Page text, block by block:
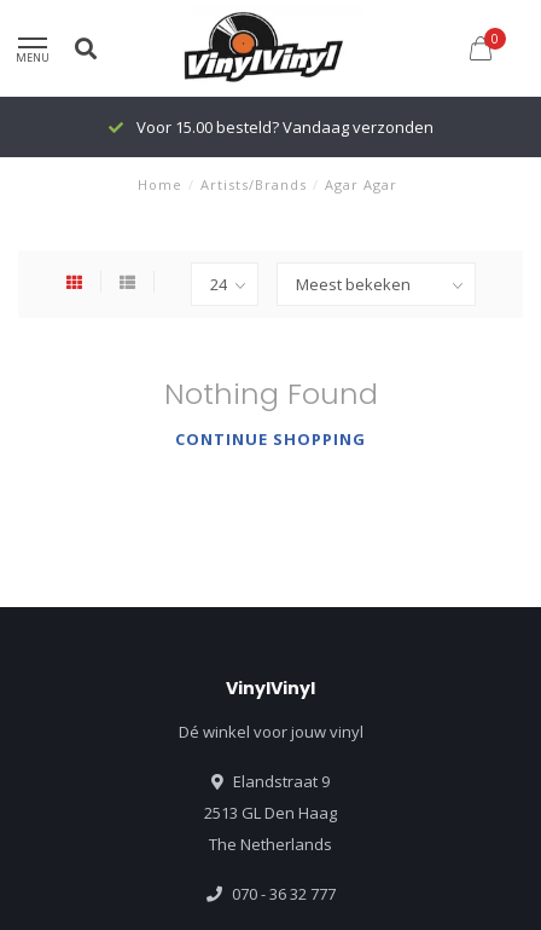
MENU
0
Voor 15.00 besteld? Vandaag verzonden
Home / Artists/Brands / Agar Agar
Nothing Found
CONTINUE SHOPPING
VinylVinyl
Dé winkel voor jouw vinyl
Elandstraat 9
2513 GL Den Haag
The Netherlands
070 - 36 32 777